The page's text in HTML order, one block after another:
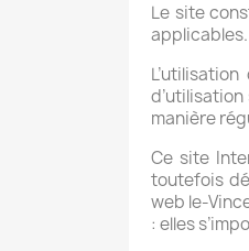
Le site
manière
Ce site
toutefois
web le-
: elles